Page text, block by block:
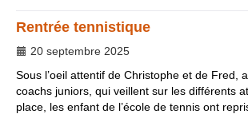
Responsabilité Sociale et
Partenaires
Rentrée tennistique
20 septembre 2025
Sous l’oeil attentif de Christophe et de Fred,
coachs juniors, qui veillent sur les différents
place, les enfant de l’école de tennis ont